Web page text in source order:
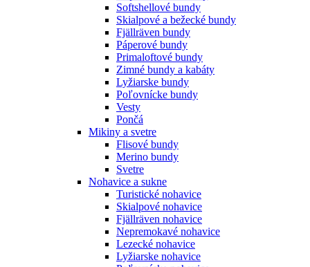
Softshellové bundy
Skialpové a bežecké bundy
Fjällräven bundy
Páperové bundy
Primaloftové bundy
Zimné bundy a kabáty
Lyžiarske bundy
Poľovnícke bundy
Vesty
Pončá
Mikiny a svetre
Flisové bundy
Merino bundy
Svetre
Nohavice a sukne
Turistické nohavice
Skialpové nohavice
Fjällräven nohavice
Nepremokavé nohavice
Lezecké nohavice
Lyžiarske nohavice